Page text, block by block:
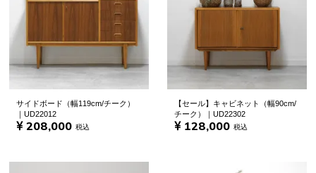
サイドボード（幅119cm/チーク）
｜UD22012
208,000 税込
【セール】キャビネット（幅90cm/
チーク）｜UD22302
128,000 税込